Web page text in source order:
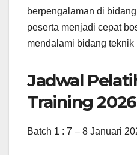
berpengalaman di
peserta menjadi cepat
mendalami bidang teknik
Jadwal
Training
Batch 1 : 7 – 8 Januari